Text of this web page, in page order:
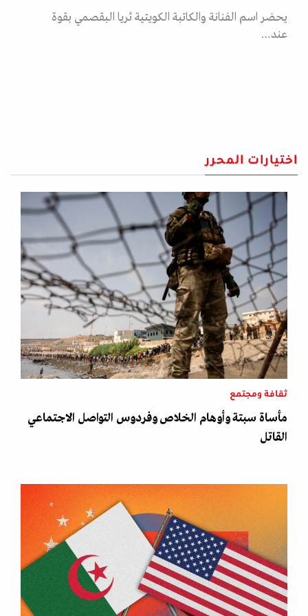
يحضر اسم الفنانة والكاتبة الكويتية ثريا البقصمي بقوة
عند…
اختيارات المحرر
ثقافة ومجتمع
مأساة سبتة وأوهام الخلاص وفردوس التواصل الاجتماعي
القاتل